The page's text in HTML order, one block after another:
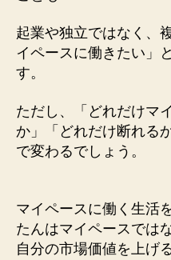
起業や独立ではなく、
イペースに働きたい」
す。
ただし、「どれだけマ
か」「どれだけ断れる
で変わるでしょう。
マイペースに働く生活
たんはマイペースでは
自分の市場価値を上げ